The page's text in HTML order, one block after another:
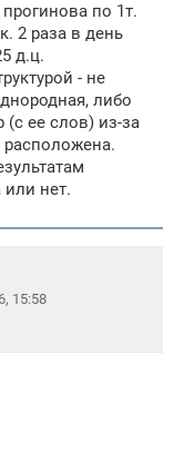
по 1т.
2 раза в день
д.ц.
- не
либо
(с ее слов) из-за
расположена.
или нет.
15:58